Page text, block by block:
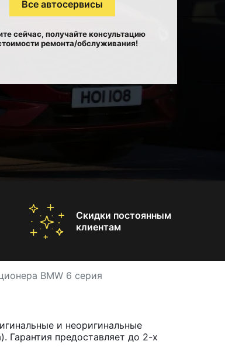
Все автосервисы
сейчас, получайте консультацию
ремонта/обслуживания!
Скидки постоянным
клиентам
BMW 6 серия
и неоригинальные
предоставляет до 2-х